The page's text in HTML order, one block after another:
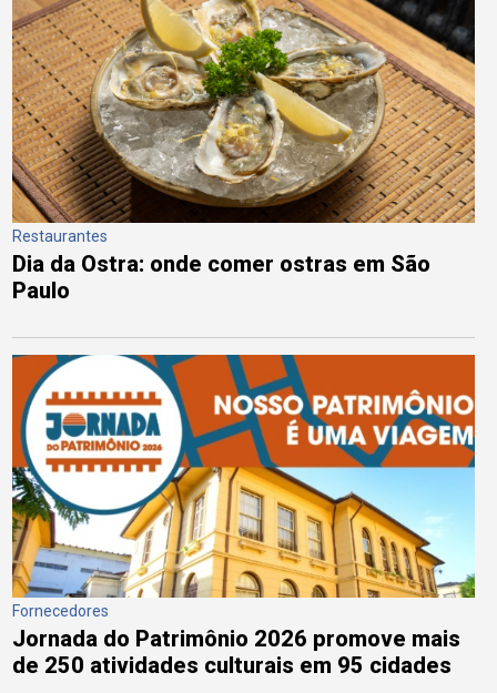
Restaurantes
Dia da Ostra: onde comer ostras em São
Paulo
Fornecedores
Jornada do Patrimônio 2026 promove mais
de 250 atividades culturais em 95 cidades